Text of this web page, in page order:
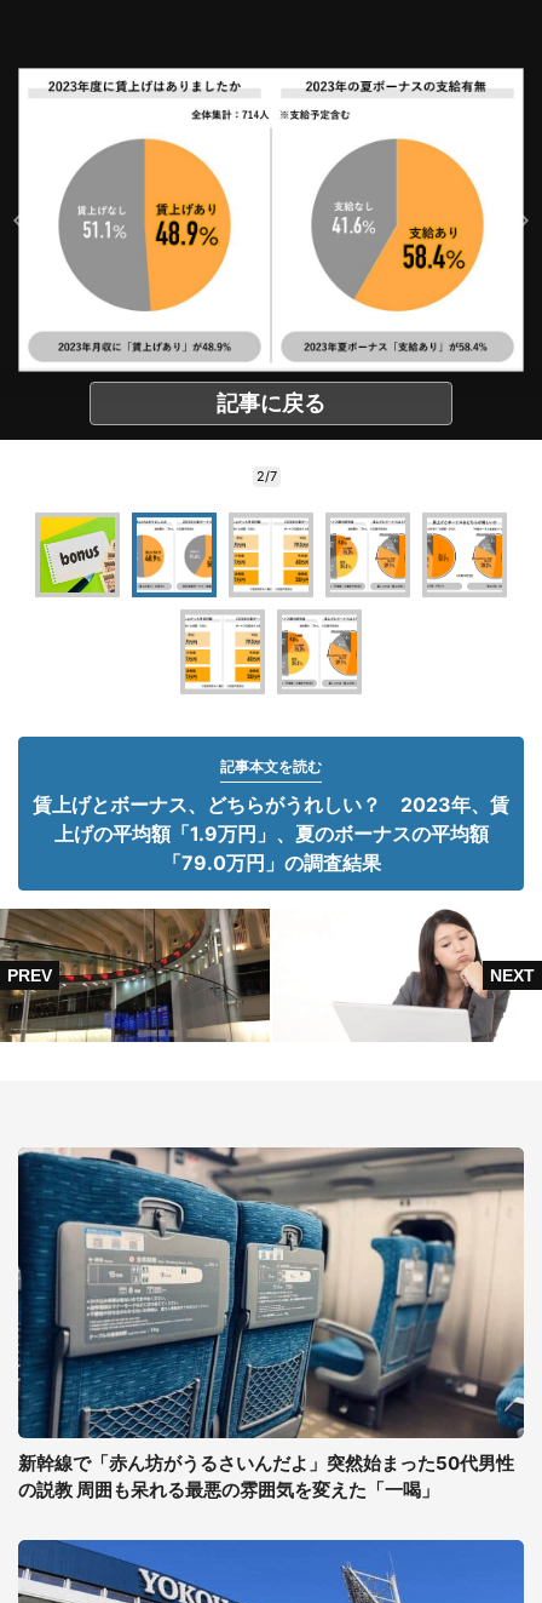
記事に戻る
2/7
記事本文を読む
賃上げとボーナス、どちらがうれしい？ 2023年、賃
上げの平均額「1.9万円」、夏のボーナスの平均額
「79.0万円」の調査結果
新幹線で「赤ん坊がうるさいんだよ」突然始まった50代男性
の説教 周囲も呆れる最悪の雰囲気を変えた「一喝」